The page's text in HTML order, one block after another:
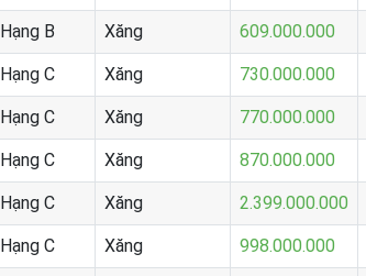
Hạng B Xăng 609.000.000
Hạng C Xăng 730.000.000
Hạng C Xăng 770.000.000
Hạng C Xăng 870.000.000
Hạng C Xăng 2.399.000.000
Hạng C Xăng 998.000.000